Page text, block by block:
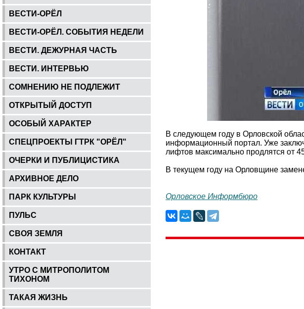
ВЕСТИ-ОРЁЛ
ВЕСТИ-ОРЁЛ. СОБЫТИЯ НЕДЕЛИ
ВЕСТИ. ДЕЖУРНАЯ ЧАСТЬ
ВЕСТИ. ИНТЕРВЬЮ
СОМНЕНИЮ НЕ ПОДЛЕЖИТ
ОТКРЫТЫЙ ДОСТУП
ОСОБЫЙ ХАРАКТЕР
СПЕЦПРОЕКТЫ ГТРК "ОРЁЛ"
ОЧЕРКИ И ПУБЛИЦИСТИКА
АРХИВНОЕ ДЕЛО
ПАРК КУЛЬТУРЫ
ПУЛЬС
СВОЯ ЗЕМЛЯ
КОНТАКТ
УТРО С МИТРОПОЛИТОМ
ТИХОНОМ
ТАКАЯ ЖИЗНЬ
В следующем году в Орловской
информационный портал. Уже
лифтов максимально продлятся от
В текущем году на Орловщине
Орловское Информбюро